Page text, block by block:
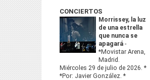
CONCIERTOS
Morrissey, la luz
de una estrella
que nunca se
apagará -
*Movistar Arena,
Madrid.
Miércoles 29 de julio de 2026. *
*Por: Javier González. *